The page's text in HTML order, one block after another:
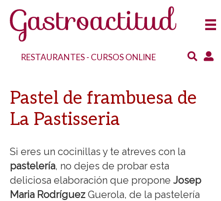
RESTAURANTES- CURSOS ONLINE
Pastel de frambuesa de
La Pastisseria
Si eres un cocinillas y te atreves con la
pastelería, no dejes de probar esta
deliciosa elaboración que propone Josep
Maria Rodríguez Guerola, de la pastelería